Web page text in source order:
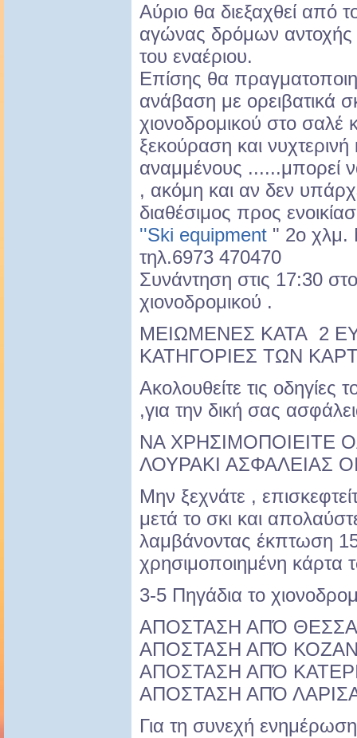
Αύριο θα διεξαχθεί από
αγώνας δρόμων
του εναέριου.
Επίσης θα
ανάβαση με ορειβατικά
χιονοδρομικού στο
ξεκούραση και
αναμμένους ......μπορεί
, ακόμη και αν δεν
διαθέσιμος προς
''Ski equipment " 2ο χλμ.
τηλ.6973 470470
Συνάντηση στις 17:30
χιονοδρομικού .
ΜΕΙΩΜΕΝΕΣ ΚΑΤΑ 2
ΚΑΤΗΓΟΡΙΕΣ ΤΩΝ
Ακολουθείτε τις
,για την δική σας
ΝΑ ΧΡΗΣΙΜΟΠΟΙΕΙΤΕ
ΛΟΥΡΑΚΙ ΑΣΦΑΛΕΙΑΣ
Μην ξεχνάτε ,
μετά το σκι και
λαμβάνοντας έκπτωση
χρησιμοποιημένη
3-5 Πηγάδια το
ΑΠΟΣΤΑΣΗ ΑΠΌ
ΑΠΟΣΤΑΣΗ ΑΠΌ
ΑΠΟΣΤΑΣΗ ΑΠΌ
ΑΠΟΣΤΑΣΗ ΑΠΌ
Για τη συνεχή